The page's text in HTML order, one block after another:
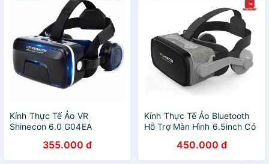
Kính Thực Tế Ảo VR
Shinecon 6.0 G04EA
355.000 đ
Kính Thực Tế Ảo Bluetooth
Hỗ Trợ Màn Hình 6.5inch Có
G07E/K0450.000 đ